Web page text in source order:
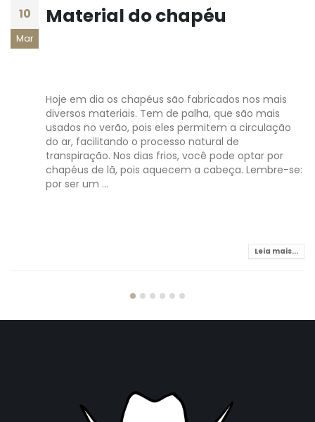
10
Mar
Material do chapéu
Hoje em dia os chapéus são fabricados nos mais
diversos materiais. Tem de palha, que são mais
usados no verão, pois eles permitem a circulação
do ar, facilitando o processo natural de
transpiração. Nos dias frios, você pode optar por
chapéus de lã, pois aquecem a cabeça. Lembre-se:
por ser um ...
Leia mais...